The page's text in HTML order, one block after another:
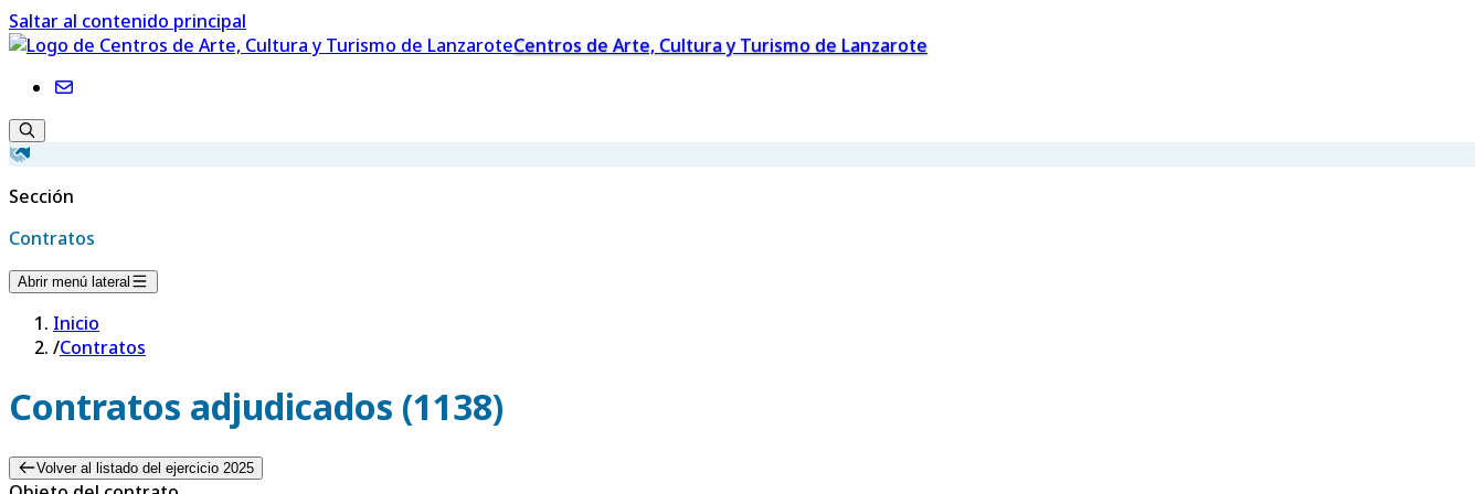
Saltar al contenido principal
Centros de Arte, Cultura y Turismo de Lanzarote
Sección
Contratos
Abrir menú lateral
Inicio
/Contratos
Contratos adjudicados (1138)
Volver al listado del ejercicio 2025